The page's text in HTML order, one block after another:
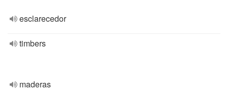
esclarecedor
timbers
maderas